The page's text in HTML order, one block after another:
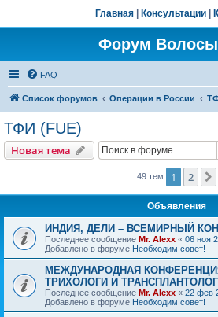
Главная Консультации
Форум
FAQ
Список форумов Операции в России
ТФИ (FUE)
Новая тема
49 тем 1 2
Объявления
ИНДИЯ, ДЕЛИ – ВСЕМИРНЫЙ
Последнее сообщение Mr. Alexx « 06 ноя
Добавлено в форуме Необходим совет!
МЕЖДУНАРОДНАЯ
ТРИХОЛОГИ И
Последнее сообщение Mr. Alexx « 22 фев
Добавлено в форуме Необходим совет!